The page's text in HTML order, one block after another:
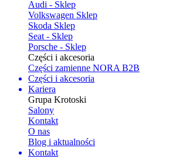
Audi - Sklep
Volkswagen Sklep
Skoda Sklep
Seat - Sklep
Porsche - Sklep
Części i akcesoria
Części zamienne NORA B2B
Części i akcesoria
Kariera
Grupa Krotoski
Salony
Kontakt
O nas
Blog i aktualności
Kontakt